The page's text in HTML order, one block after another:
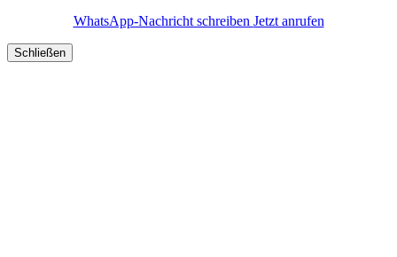
WhatsApp-Nachricht schreiben Jetzt anrufen
Schließen